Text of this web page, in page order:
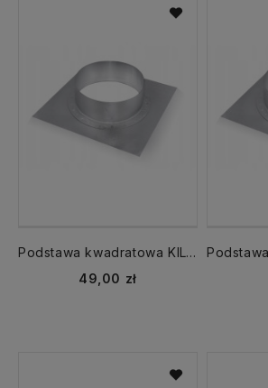
Podstawa kwadratowa KIL-150 z króćcem okrągłym ocynkowana
49,00 zł